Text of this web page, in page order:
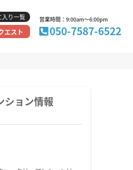
入り一覧
エスト
営業時間：9:00am～6:00pm
050-7587-6522
ション情報